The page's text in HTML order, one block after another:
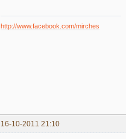
http://www.facebook.com/mirches
16-10-2011 21:10